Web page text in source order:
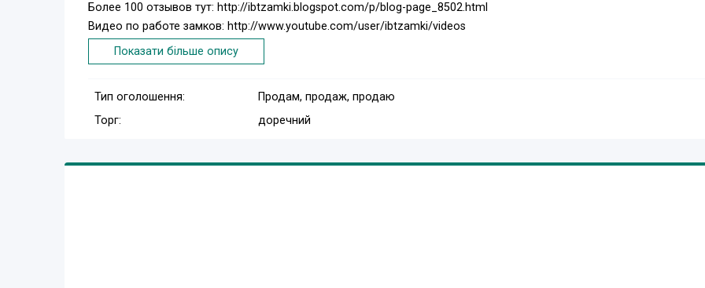
Более 100 отзывов тут: http://ibtzamki.blogspot.com/p/blog-page_8502.html
Видео по работе замков: http://www.youtube.com/user/ibtzamki/videos
На все замки гарантия от производителя .
По Украине пересылаю
Показати більше опису
Тип оголошення:
Продам, продаж, продаю
Торг:
доречний